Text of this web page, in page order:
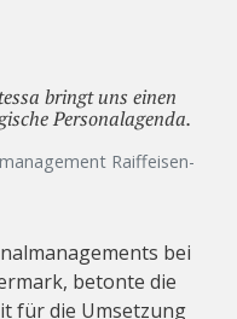
bringt uns einen
Personalagenda.
Raiffeisen-
bei
betonte die
für die Umsetzung